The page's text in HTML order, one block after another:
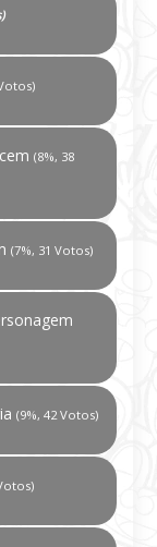
(8%, 38
(7%, 31 Votos)
(9%, 42 Votos)